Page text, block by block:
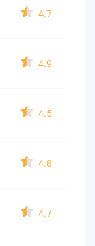
4.7
4.9
4.5
4.8
4.7